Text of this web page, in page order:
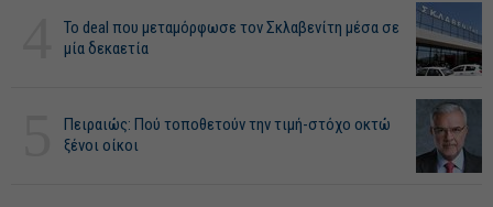
Το deal που μεταμόρφωσε τον Σκλαβενίτη μέσα σε
μία δεκαετία
Πειραιώς: Πού τοποθετούν την τιμή-στόχο οκτώ
ξένοι οίκοι